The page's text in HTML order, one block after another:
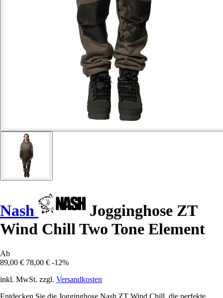
Nash
Jogginghose ZT
Wind Chill Two Tone Element
Ab
89,00 € 78,00 € -12%
inkl. MwSt. zzgl. Versandkosten
Entdecken Sie die Jogginghose Nash ZT Wind Chill, die perfekte